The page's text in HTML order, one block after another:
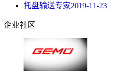
托盘输送专家2019-11-23
企业社区